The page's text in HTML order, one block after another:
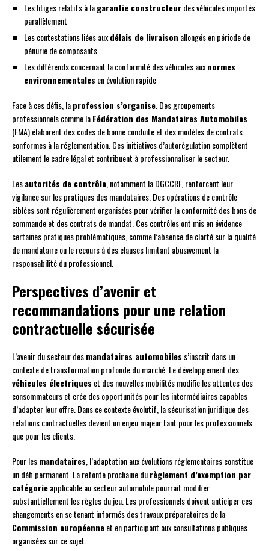
Les litiges relatifs à lagarantie constructeurdes véhicules importés
parallèlement
Les contestations liées auxdélais de livraison allongés en période de
pénurie de composants
Les différends concernant la conformité des véhicules auxnormes
environnementales en évolution rapide
Face à ces défis, laprofession s’organise . Des groupements
professionnels comme laFédération des Mandataires Automobiles
(FMA) élaborent des codes de bonne conduite et des modèles de contrats
conformes à la réglementation. Ces initiatives d’autorégulation complètent
utilement le cadre légal et contribuent à professionnaliser le secteur.
Lesautorités de contrôle , notamment la DGCCRF, renforcent leur
vigilance sur les pratiques des mandataires. Des opérations de contrôle
ciblées sont régulièrement organisées pour vérifier la conformité des bons de
commande et des contrats de mandat. Ces contrôles ont mis en évidence
certaines pratiques problématiques, comme l’absence de clarté sur la qualité
de mandataire ou le recours à des clauses limitant abusivement la
responsabilité du professionnel.
Perspectives d’avenir et
recommandations pour une relation
contractuelle sécurisée
L’avenir du secteur desmandataires automobiles s’inscrit dans un
contexte de transformation profonde du marché. Le développement des
véhicules électriques et des nouvelles mobilités modifie les attentes des
consommateurs et crée des opportunités pour les intermédiaires capables
d’adapter leur offre. Dans ce contexte évolutif, la sécurisation juridique des
relations contractuelles devient un enjeu majeur tant pour les professionnels
que pour les clients.
Pour lesmandataires , l’adaptation aux évolutions réglementaires constitue
un défi permanent. La refonte prochaine durèglement d’exemption par
catégorieapplicable au secteur automobile pourrait modifier
substantiellement les règles du jeu. Les professionnels doivent anticiper ces
changements en se tenant informés des travaux préparatoires de la
Commission européenneet en participant aux consultations publiques
organisées sur ce sujet.